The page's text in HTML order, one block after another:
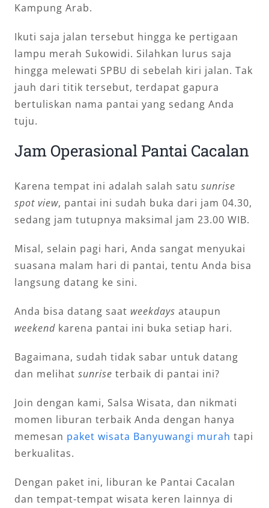
Kampung Arab.
Ikuti saja jalan tersebut hingga ke pertigaan
lampu merah Sukowidi. Silahkan lurus saja
hingga melewati SPBU di sebelah kiri jalan. Tak
jauh dari titik tersebut, terdapat gapura
bertuliskan nama pantai yang sedang Anda
tuju.
Jam Operasional Pantai Cacalan
Karena tempat ini adalah salah satu sunrise
spot view, pantai ini sudah buka dari jam 04.30,
sedang jam tutupnya maksimal jam 23.00 WIB.
Misal, selain pagi hari, Anda sangat menyukai
suasana malam hari di pantai, tentu Anda bisa
langsung datang ke sini.
Anda bisa datang saat weekdays ataupun
weekend karena pantai ini buka setiap hari.
Bagaimana, sudah tidak sabar untuk datang
dan melihat sunrise terbaik di pantai ini?
Join dengan kami, Salsa Wisata, dan nikmati
momen liburan terbaik Anda dengan hanya
memesan paket wisata Banyuwangi murah tapi
berkualitas.
Dengan paket ini, liburan ke Pantai Cacalan
dan tempat-tempat wisata keren lainnya di